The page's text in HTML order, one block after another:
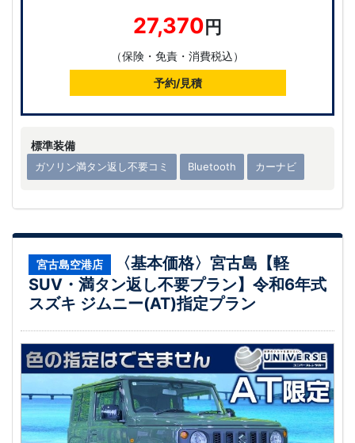
標準装備
ガソリン満タン返し不要コミ Bluetooth カーナビ
27,370円
（保険・免責・消費税込）
予約/見積
宮古島空港店
〈基本価格〉宮古島【軽
SUV・満タン返し不要プラン】令和6年式
スズキ ジムニー(AT)指定プラン